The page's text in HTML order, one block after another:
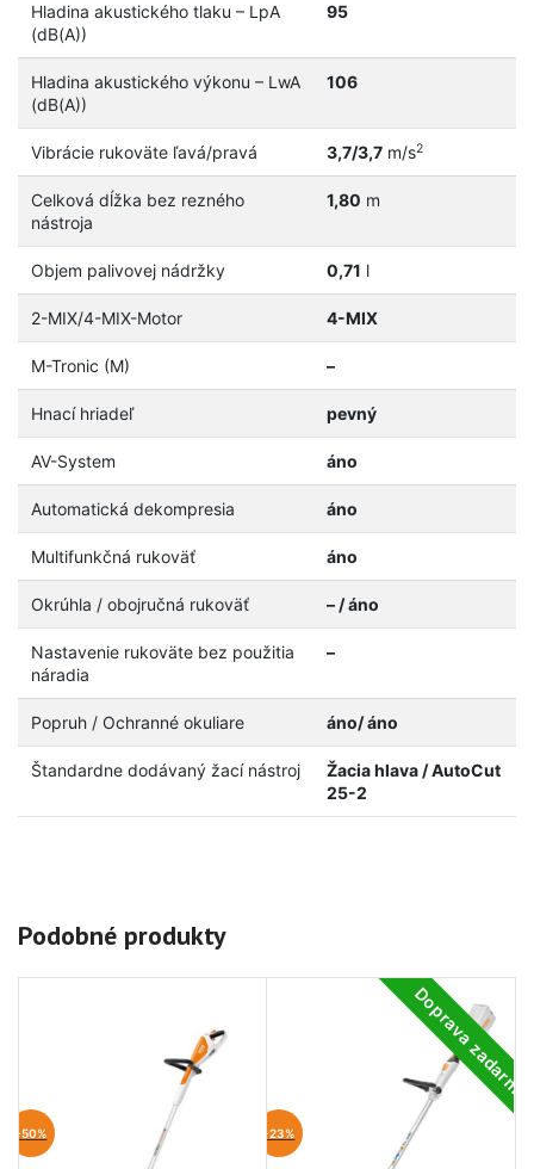
Hladina akustického tlaku – LpA
(dB(A))
95
Hladina akustického výkonu – LwA
(dB(A))
106
Vibrácie rukoväte ľavá/pravá 3,7/3,7m/s2
Celková dĺžka bez rezného
nástroja
1,80 m
Objem palivovej nádržky 0,71 l
2-MIX/4-MIX-Motor 4-MIX
M-Tronic (M) –
Hnací hriadeľ pevný
AV-System áno
Automatická dekompresia áno
Multifunkčná rukoväť áno
Okrúhla / obojručná rukoväť – / áno
Nastavenie rukoväte bez použitia
náradia
–
Popruh / Ochranné okuliare áno/ áno
Štandardne dodávaný žací nástroj
Žacia hlava / AutoCut
25-2
Podobné produkty
-50%
Doprava zadarmo
-23%